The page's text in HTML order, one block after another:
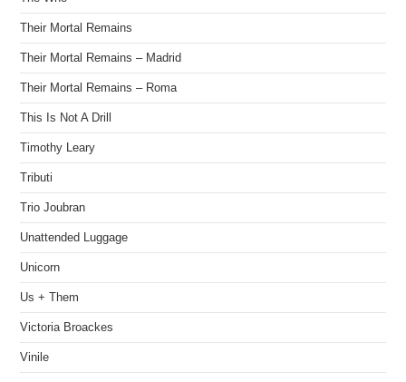
Their Mortal Remains
Their Mortal Remains – Madrid
Their Mortal Remains – Roma
This Is Not A Drill
Timothy Leary
Tributi
Trio Joubran
Unattended Luggage
Unicorn
Us + Them
Victoria Broackes
Vinile